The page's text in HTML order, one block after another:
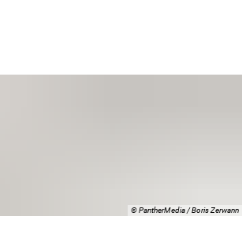
© PantherMedia / Boris Zerwann